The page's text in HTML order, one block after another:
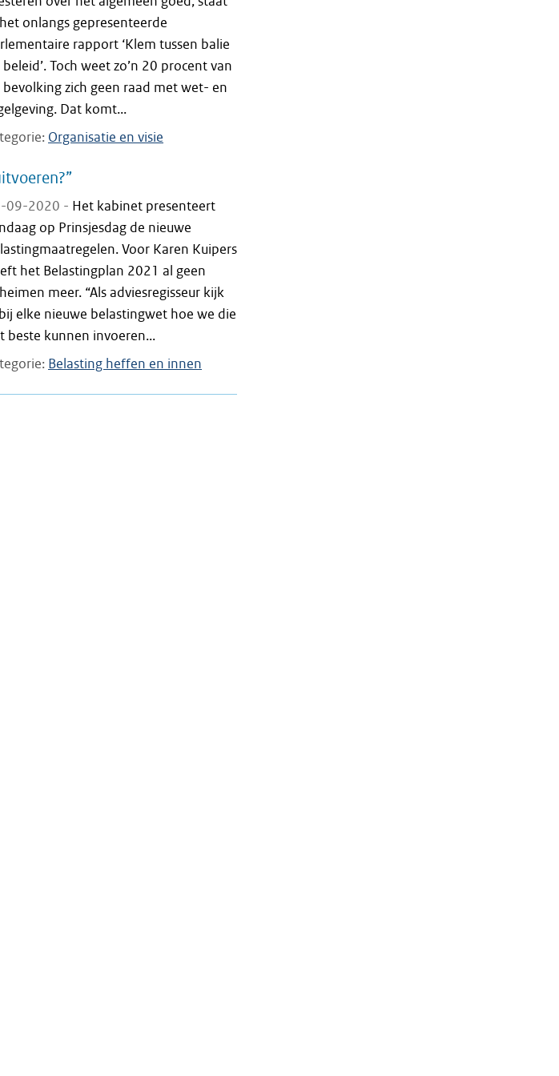
onlangs gepresenteerde
rapport ‘Klem tussen balie
beleid’. Toch weet zo’n 20 procent van
bevolking zich geen raad met wet- en
Dat komt...
Organisatie en visie
09-2020 - Het kabinet presenteert
op Prinsjesdag de nieuwe
Voor Karen Kuipers
het Belastingplan 2021 al geen
meer. “Als adviesregisseur kijk
elke nieuwe belastingwet hoe we die
beste kunnen invoeren...
Belasting heffen en innen